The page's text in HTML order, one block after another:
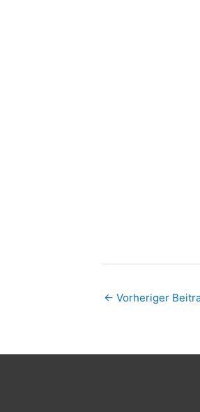
← Vorheriger